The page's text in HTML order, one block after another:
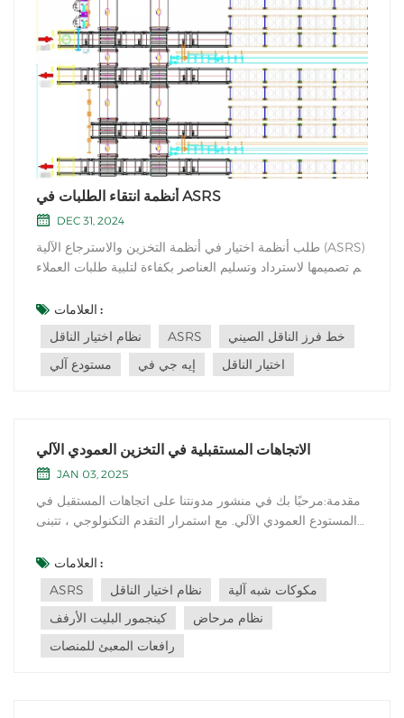
أنظمة انتقاء الطلبات في ASRS
DEC 31, 2024
طلب أنظمة اختيار في أنظمة التخزين والاسترجاع الآلية (ASRS)
تم تصميمها لاسترداد وتسليم العناصر بكفاءة لتلبية طلبات العملاء.
الرافعات المكدس أو الأنظمة الآلية ، لتخزين واسترداد العناصر
من مواقع التخزين المعينة. فيما يلي بعض أنظمة اختيار الطل...
العلامات :
نظام اختيار الناقل
ASRS
خط فرز الناقل الصيني
مستودع آلي
إيه جي في اختيار الناقل
الاتجاهات المستقبلية في التخزين العمودي الآلي
JAN 03, 2025
مقدمة:مرحبًا بك في منشور مدونتنا على اتجاهات المستقبل في
المستودع العمودي الآلي. مع استمرار التقدم التكنولوجي ، تتبنى
واستخدام المساحة ، والفعالية التشغيلية الشاملة. في هذه
المقالة ، سوف نستكشف الاتجاهات والتقدم الناشئ في
المستودعات الرأسية...
العلامات :
ASRS
نظام اختيار الناقل
مكوكات شبه آلية
كينجمور البليت الأرفف
نظام مرحاض
رافعات المعبئ للمنصات